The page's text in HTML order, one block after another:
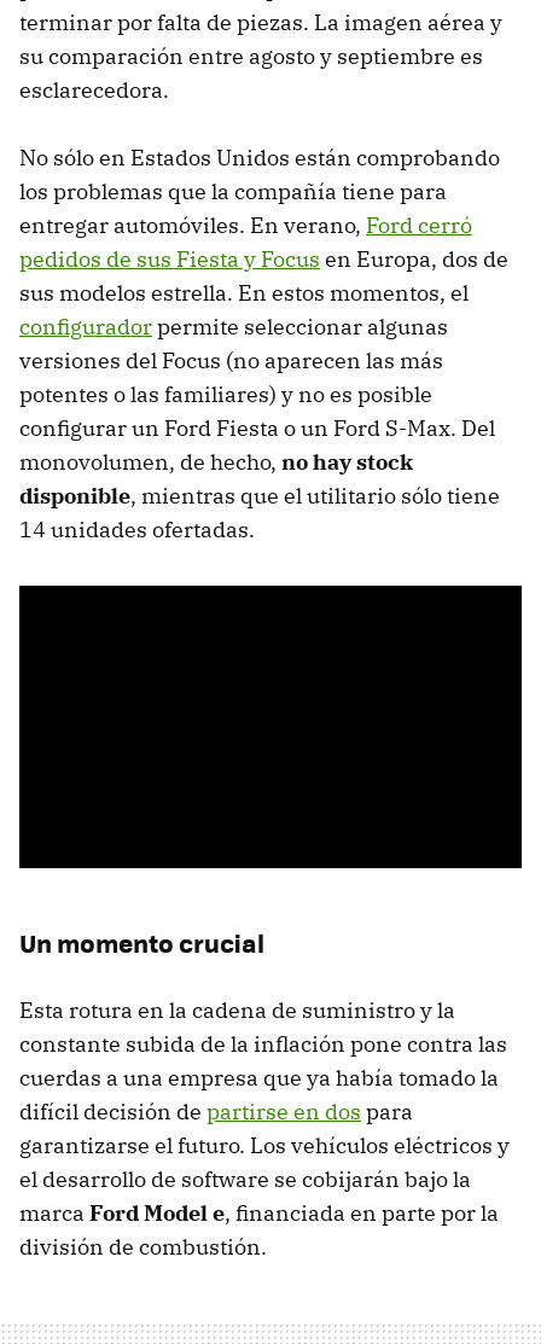
terminar por falta de piezas. La imagen aérea y
su comparación entre agosto y septiembre es
esclarecedora.
No sólo en Estados Unidos están comprobando
los problemas que la compañía tiene para
entregar automóviles. En verano, Ford cerró
pedidos de sus Fiesta y Focus en Europa, dos de
sus modelos estrella. En estos momentos, el
configuradorpermite seleccionar algunas
versiones del Focus (no aparecen las más
potentes o las familiares) y no es posible
configurar un Ford Fiesta o un Ford S-Max. Del
monovolumen, de hecho, no hay stock
disponible, mientras que el utilitario sólo tiene
14 unidades ofertadas.
Un momento crucial
Esta rotura en la cadena de suministro y la
constante subida de la inflación pone contra las
cuerdas a una empresa que ya había tomado la
difícil decisión de partirse en dos para
garantizarse el futuro. Los vehículos eléctricos y
el desarrollo de software se cobijarán bajo la
marca Ford Model e, financiada en parte por la
división de combustión.